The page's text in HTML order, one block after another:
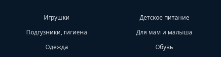
Игрушки
Детское питание
Подгузники, гигиена
Для мам и малыша
Одежда
Обувь